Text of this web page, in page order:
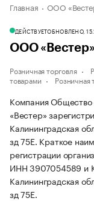
Главная ООО
ДЕЙСТВУЕТОБНОВЛЕНО,
ООО «Вестер»
Розничная торговля
товарами
Розничная
Компания Общество
«Вестер»
Калининградская
зд 75Е. Краткое
регистрации
ИНН 3907054589 и
Калининградская
зд 75Е.